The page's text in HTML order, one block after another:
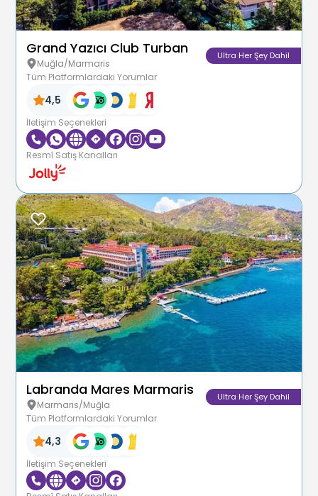
Grand Yazıcı Club Turban
Muğla/Marmaris
Ultra Her Şey Dahil
Tüm Platformlardaki Yorumlar
4,5
İletişim Seçenekleri
Resmî Satış Kanalları
Labranda Mares Marmaris
Marmaris/Muğla
Ultra Her Şey Dahil
Tüm Platformlardaki Yorumlar
4,3
İletişim Seçenekleri